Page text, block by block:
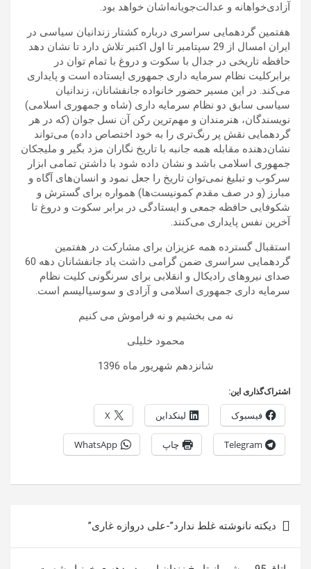
آزادی‌خواهانه و عدالت‌جویانه‌اشان خواهد بود.
هفتمین گردهمایی سراسری درباره کشتار زندانیان سیاسی در
ایران امسال از 29 سپتامبر تا اول اکتبر تلاش دارد تا نشان دهد
حافظه تاریخی در جدال با سکوت و دروغ با تمام توان در
برابرکلیت نظام سرمایه داری جمهوری ایستاده است و پایداری
می‌کند. در این مسیر حضور خانواده جانفشانان، زندانیان
سیاسی سابق دو نظام سرمایه داری (شاه و جمهوری اسلامی)
نویسندگان، هنرمندان و مهم‌ترین رکن آن نسل جوان (که در هر
گردهمایی نقش پر رنگ‌تری را به خود اختصاص داده) می‌تواند
نشان‌دهنده مقابله همه جانبه با تاریخ نگاران مزد بگیر و ملیجکان
جمهوری اسلامی باشد و نشان داده شود با داشتن تمامی ابزار
سرکوب و تبلیغ نمی‌توان تاریخ را جعل نمود و انسان‌های آگاه و
مبارز (و در صف مقدم کمونیست‌ها) همواره برای گسترش و
شکوفایی حافظه جمعی و ایستادگی در برابر سکوت و دروغ تا
آخرین نفس پایداری می‌کنند.
استقبال گسترده همه عزیزان برای مشارکت در هفتمین
گردهمایی سراسری ضمن گرامی داشت یاد جانفشانان دهه 60
صدای نیروهای رادیکال و انقلابی برای سرنگونی کلیت نظام
سرمایه داری جمهوری اسلامی و آزادی و سوسیالیسم است.
نه می بخشیم و نه فراموش می کنیم
محمود خلیلی
شانزدهم شهریور ماه 1396
اشتراک‌گذاری این:
فیسبوک لینکداین X
Telegram چاپ WhatsApp
نوشته
دیکته نانوشته غلط ندارد”-علی دروازه غاری”